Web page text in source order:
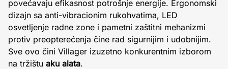
povećavaju efikasnost potrošnje energije. Ergonomski
dizajn sa anti-vibracionim rukohvatima, LED
osvetljenje radne zone i pametni zaštitni mehanizmi
protiv preopterećenja čine rad sigurnijim i udobnijim.
Sve ovo čini Villager izuzetno konkurentnim izborom
na tržištu aku alata.